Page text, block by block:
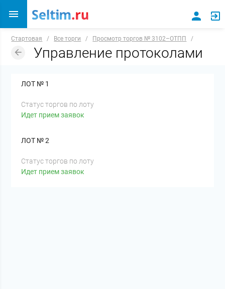
Стартовая / Все торги / Просмотр торгов № 3102–ОТПП /
Управление протоколами
ЛОТ № 1
Статус торгов по лоту
Идет прием заявок
ЛОТ № 2
Статус торгов по лоту
Идет прием заявок